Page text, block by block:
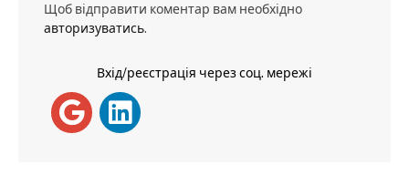
Щоб відправити коментар вам необхідно
авторизуватись.
Вхід/реєстрація через соц. мережі